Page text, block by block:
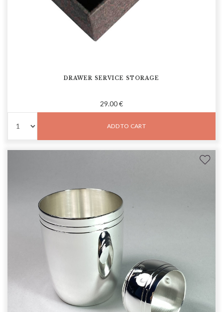
DRAWER SERVICE STORAGE
29.00 €
ADD TO CART